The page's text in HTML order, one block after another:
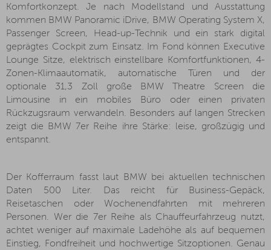
Komfortkonzept. Je nach Modellstand und Ausstattung
kommen BMW Panoramic iDrive, BMW Operating System X,
Passenger Screen, Head-up-Technik und ein stark digital
geprägtes Cockpit zum Einsatz. Im Fond können Executive
Lounge Sitze, elektrisch einstellbare Komfortfunktionen, 4-
Zonen-Klimaautomatik, automatische Türen und der
optionale 31,3 Zoll große BMW Theatre Screen die
Limousine in ein mobiles Büro oder einen privaten
Rückzugsraum verwandeln. Besonders auf langen Strecken
zeigt die BMW 7er Reihe ihre Stärke: leise, großzügig und
entspannt.
Der Kofferraum fasst laut BMW bei aktuellen technischen
Daten 500 Liter. Das reicht für Business-Gepäck,
Reisetaschen oder Wochenendfahrten mit mehreren
Personen. Wer die 7er Reihe als Chauffeurfahrzeug nutzt,
achtet weniger auf maximale Ladehöhe als auf bequemen
Einstieg, Fondfreiheit und hochwertige Sitzoptionen. Genau